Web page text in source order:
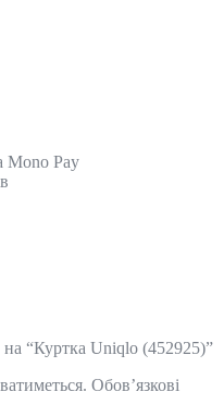
Mono Pay
“Куртка Uniqlo (452925)”
Обов’язкові